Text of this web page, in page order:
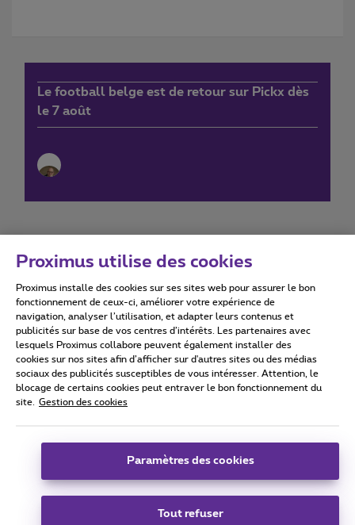
Le football belge est de retour sur Pickx dès
le 7 août
Conditions d'utilisation Accessibility statement
Tous droits réservés. © 2026 Proximus
Conditions générales, info consommateur
Coordonnées de l’entreprise
Boulevard du Roi Albert II 27 - B-1030 Bruxelles.
Proximus utilise des cookies
Proximus installe des cookies sur ses sites web pour assurer le bon
fonctionnement de ceux-ci, améliorer votre expérience de
navigation, analyser l’utilisation, et adapter leurs contenus et
publicités sur base de vos centres d’intérêts. Les partenaires avec
lesquels Proximus collabore peuvent également installer des
cookies sur nos sites afin d’afficher sur d'autres sites ou des médias
sociaux des publicités susceptibles de vous intéresser. Attention, le
blocage de certains cookies peut entraver le bon fonctionnement du
site.
Gestion des cookies
Paramètres des cookies
Tout refuser